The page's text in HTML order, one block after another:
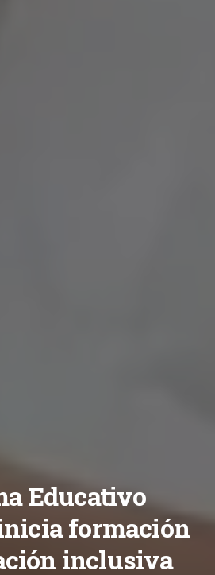
Educativo
formación
inclusiva